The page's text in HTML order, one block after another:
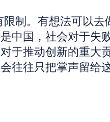
限制。有想法可以
中国，社会对于失
于推动创新的重大
往往只把掌声留给